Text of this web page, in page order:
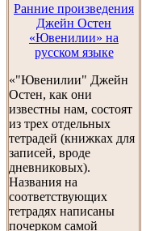
Ранние произведения
Джейн Остен
«Ювенилии» на
русском языке
«"Ювенилии" Джейн
Остен, как они
известны нам, состоят
из трех отдельных
тетрадей (книжках для
записей, вроде
дневниковых).
Названия на
соответствующих
тетрадях написаны
почерком самой